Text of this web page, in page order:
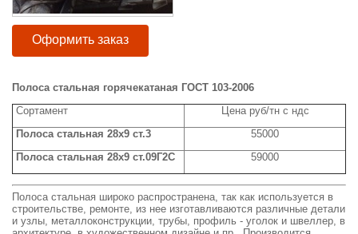
Оформить заказ
Полоса стальная горячекатаная ГОСТ 103-2006
Сортамент
Цена руб/тн с ндс
Полоса стальная 28x9 ст.3
55000
Полоса стальная 28x9 ст.09Г2С
59000
Полоса стальная широко распространена, так как используется в
строительстве, ремонте, из нее изготавливаются различные детали
и узлы, металлоконструкции, трубы, профиль - уголок и швеллер, в